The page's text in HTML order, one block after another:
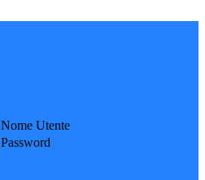
Nome Utente
Password